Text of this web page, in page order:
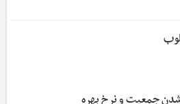
جمعیت و نرخ بهره